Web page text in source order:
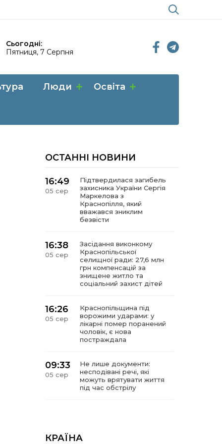
Сьогодні:
Пятниця, 7 Серпня
Люди Освіта
ОСТАННІ НОВИНИ
16:49
05 сер
Підтвердилася загибель
захисника України Сергія
Маркелова з
Краснопілля, який
вважався зниклим
безвісти
16:38
05 сер
Засідання виконкому
Краснопільської
селищної ради: 27,6 млн
грн компенсацій за
знищене житло та
соціальний захист дітей
16:26
05 сер
Краснопільщина під
ворожими ударами: у
лікарні помер поранений
чоловік, є нова
постраждала
09:33
05 сер
Не лише документи:
несподівані речі, які
можуть врятувати життя
під час обстрілу
КРАЇНА